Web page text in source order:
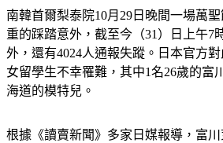
南韓首爾梨泰院10月29日晚間一場萬
重的踩踏意外，截至今（31）日上午7
外，還有4024人通報失蹤。日本官方
女留學生不幸罹難，其中1名26歲的富
海道的模特兒。
根據《讀賣新聞》多家日媒報導，富